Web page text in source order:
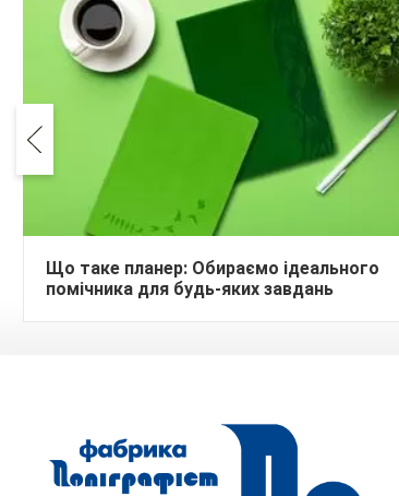
Що таке планер: Обираємо ідеального
помічника для будь-яких завдань